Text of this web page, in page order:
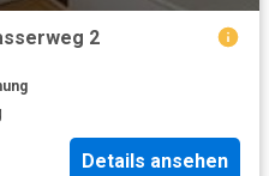
2
Details ansehen